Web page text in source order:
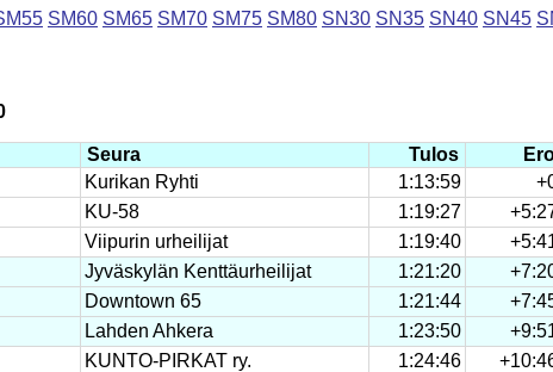
SM60 SM65 SM70 SM75 SM80 SN30 SN35 SN40 SN45
Seura Tulos
Kurikan Ryhti 1:13:59
KU-58 1:19:27
Viipurin urheilijat 1:19:40
Jyväskylän Kenttäurheilijat 1:21:20
Downtown 65 1:21:44
Lahden Ahkera 1:23:50
KUNTO-PIRKAT ry. 1:24:46